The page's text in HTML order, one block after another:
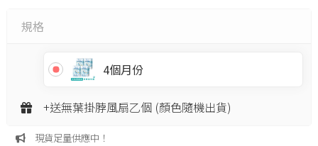
規格
4個月份
+送無葉掛脖風扇乙個 (顏色隨機出貨)
現貨足量供應中！